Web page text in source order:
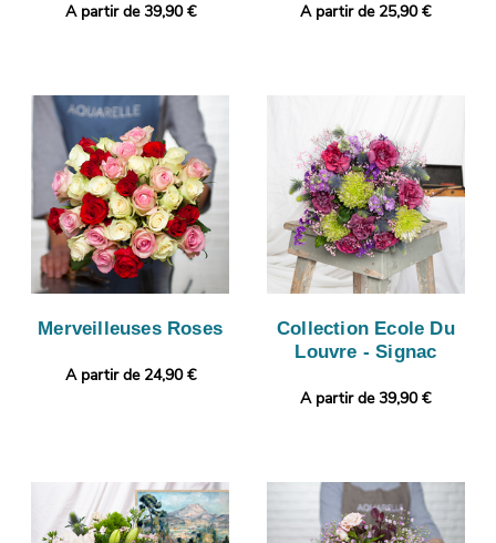
A partir de 39,90 € A partir de 25,90 €
Merveilleuses Roses
A partir de 24,90 €
Collection Ecole Du
Louvre - Signac
A partir de 39,90 €